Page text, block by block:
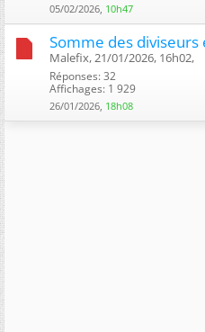
05/02/2026, 10h47
Somme des
Malefix, 21/01/2026, 16h02, ‎
Réponses: 32
Affichages: 1 929
26/01/2026, 18h08